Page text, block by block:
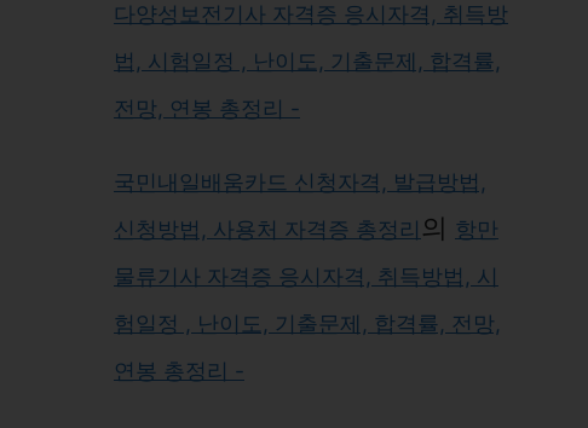
다양성보전기사 자격증 응시자격, 취득방
법, 시험일정 , 난이도, 기출문제, 합격률,
전망, 연봉 총정리 -
국민내일배움카드 신청자격, 발급방법,
신청방법, 사용처 자격증 총정리 의 항만
물류기사 자격증 응시자격, 취득방법, 시
험일정 , 난이도, 기출문제, 합격률, 전망,
연봉 총정리 -